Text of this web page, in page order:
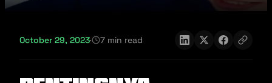
October 29, 2023· 7 min read